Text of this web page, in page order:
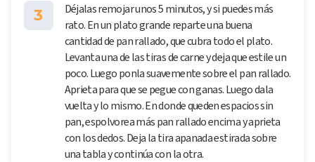
3
Déjalas remojar unos 5 minutos, y si puedes más
rato. En un plato grande reparte una buena
cantidad de pan rallado, que cubra todo el plato.
Levanta una de las tiras de carne y deja que estile un
poco. Luego ponla suavemente sobre el pan rallado.
Aprieta para que se pegue con ganas. Luego dala
vuelta y lo mismo. En donde queden espacios sin
pan, espolvorea más pan rallado encima y aprieta
con los dedos. Deja la tira apanada estirada sobre
una tabla y continúa con la otra.